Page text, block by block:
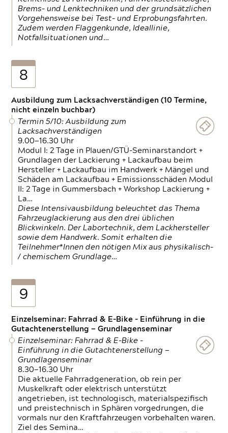
Brems- und Lenktechniken und der grundsätzlichen
Vorgehensweise bei Test- und Erprobungsfahrten.
Zudem werden Flaggenkunde, Ideallinie,
Notfallsituationen und…
8
Ausbildung zum Lacksachverständigen (10 Termine,
nicht einzeln buchbar)
Termin 5/10: Ausbildung zum
Lacksachverständigen
9.00—16.30 Uhr
Modul I: 2 Tage in Plauen/GTÜ-Seminarstandort +
Grundlagen der Lackierung + Lackaufbau beim
Hersteller + Lackaufbau im Handwerk + Mängel und
Schäden am Lackaufbau + Emissionsschäden Modul
II: 2 Tage in Gummersbach + Workshop Lackierung +
La…
Diese Intensivausbildung beleuchtet das Thema
Fahrzeuglackierung aus den drei üblichen
Blickwinkeln. Der Labortechnik, dem Lackhersteller
sowie dem Handwerk. Somit erhalten die
Teilnehmer*Innen den nötigen Mix aus physikalisch-
/ chemischem Grundlage…
9
Einzelseminar: Fahrrad & E-Bike - Einführung in die
Gutachtenerstellung — Grundlagenseminar
Einzelseminar: Fahrrad & E-Bike -
Einführung in die Gutachtenerstellung —
Grundlagenseminar
8.30—16.30 Uhr
Die aktuelle Fahrradgeneration, ob rein per
Muskelkraft oder elektrisch unterstützt
angetrieben, ist technologisch, materialspezifisch
und preistechnisch in Sphären vorgedrungen, die
vormals nur den Kraftfahrzeugen vorbehalten waren.
Ziel des Semina…